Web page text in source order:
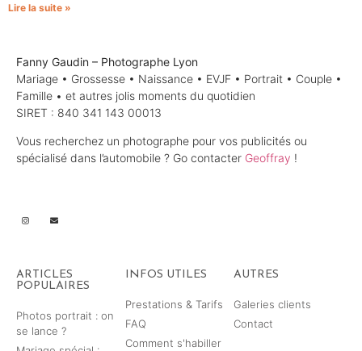
Lire la suite »
Fanny Gaudin – Photographe Lyon
Mariage • Grossesse • Naissance • EVJF • Portrait • Couple •
Famille • et autres jolis moments du quotidien
SIRET : 840 341 143 00013
Vous recherchez un photographe pour vos publicités ou
spécialisé dans l’automobile ? Go contacter Geoffray !
ARTICLES
POPULAIRES
Photos portrait : on
se lance ?
INFOS UTILES
Prestations & Tarifs
FAQ
Comment s'habiller
AUTRES
Galeries clients
Contact